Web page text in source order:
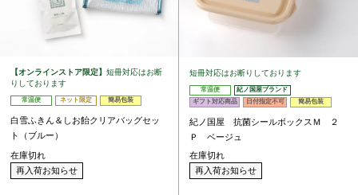
【オンラインストア限定】 短冊対応はお断
りしております
常温便 ネット限定 簡易包装
白雪ふきん＆しお飴クリアバッグセッ
ト（ブルー）
在庫切れ
再入荷お知らせ
短冊対応はお断りしております
常温便
紀ノ国屋ブランド
ギフト対応商品
日付指定不可 簡易包装
紀ノ国屋 抗菌シールボックスＭ ２
Ｐ ベージュ
在庫切れ
再入荷お知らせ